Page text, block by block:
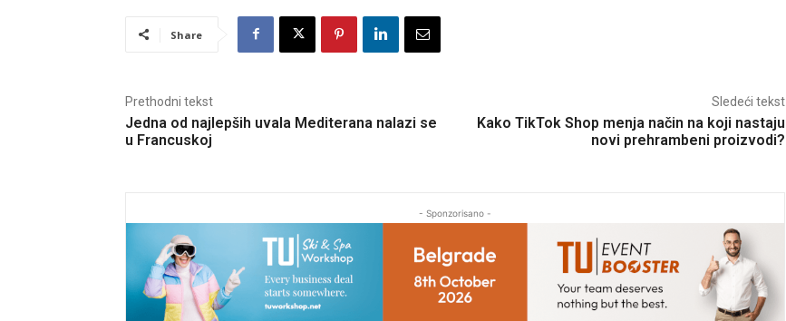
Share
Prethodni tekst
Jedna od najlepših uvala Mediterana nalazi se
u Francuskoj
Sledeći tekst
Kako TikTok Shop menja način na koji nastaju
novi prehrambeni proizvodi?
- Sponzorisano -